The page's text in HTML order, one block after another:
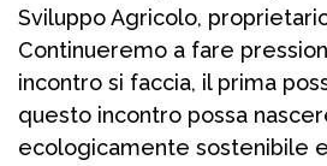
Sviluppo Agricolo,
Continueremo a fare
incontro si faccia, il prima
questo incontro possa
ecologicamente sostenibile